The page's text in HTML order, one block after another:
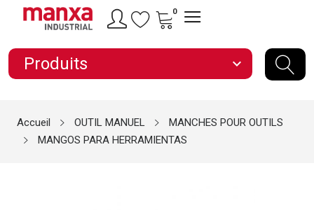
0
Produits expand_more
Accueil OUTIL MANUEL
MANCHES POUR OUTILS
MANGOS PARA HERRAMIENTAS